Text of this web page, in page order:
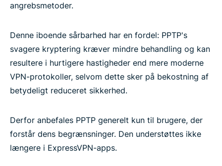
angrebsmetoder.
Denne iboende sårbarhed har en fordel: PPTP's
svagere kryptering kræver mindre behandling og kan
resultere i hurtigere hastigheder end mere moderne
VPN-protokoller, selvom dette sker på bekostning af
betydeligt reduceret sikkerhed.
Derfor anbefales PPTP generelt kun til brugere, der
forstår dens begrænsninger. Den understøttes ikke
længere i ExpressVPN-apps.